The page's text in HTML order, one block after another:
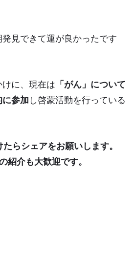
見できて運が良かったです
に、現在は 「がん」について
参加 し啓蒙活動を行っている
たらシェアをお願いします。
紹介も大歓迎です。